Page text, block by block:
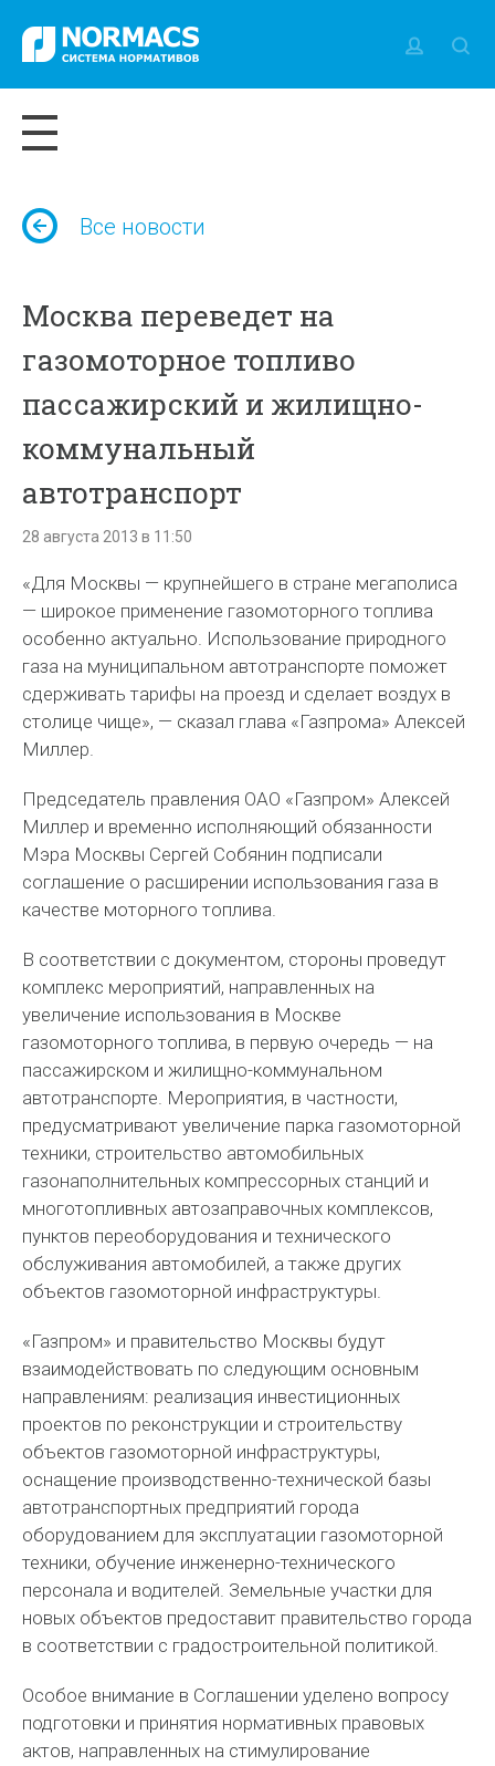
Все новости
Москва переведет на
газомоторное топливо
пассажирский и жилищно-
коммунальный
автотранспорт
28 августа 2013 в 11:50
«Для Москвы — крупнейшего в стране мегаполиса
— широкое применение газомоторного топлива
особенно актуально. Использование природного
газа на муниципальном автотранспорте поможет
сдерживать тарифы на проезд и сделает воздух в
столице чище», — сказал глава «Газпрома» Алексей
Миллер.
Председатель правления ОАО «Газпром» Алексей
Миллер и временно исполняющий обязанности
Мэра Москвы Сергей Собянин подписали
соглашение о расширении использования газа в
качестве моторного топлива.
В соответствии с документом, стороны проведут
комплекс мероприятий, направленных на
увеличение использования в Москве
газомоторного топлива, в первую очередь — на
пассажирском и жилищно-коммунальном
автотранспорте. Мероприятия, в частности,
предусматривают увеличение парка газомоторной
техники, строительство автомобильных
газонаполнительных компрессорных станций и
многотопливных автозаправочных комплексов,
пунктов переоборудования и технического
обслуживания автомобилей, а также других
объектов газомоторной инфраструктуры.
«Газпром» и правительство Москвы будут
взаимодействовать по следующим основным
направлениям: реализация инвестиционных
проектов по реконструкции и строительству
объектов газомоторной инфраструктуры,
оснащение производственно-технической базы
автотранспортных предприятий города
оборудованием для эксплуатации газомоторной
техники, обучение инженерно-технического
персонала и водителей. Земельные участки для
новых объектов предоставит правительство города
в соответствии с градостроительной политикой.
Особое внимание в Соглашении уделено вопросу
подготовки и принятия нормативных правовых
актов, направленных на стимулирование